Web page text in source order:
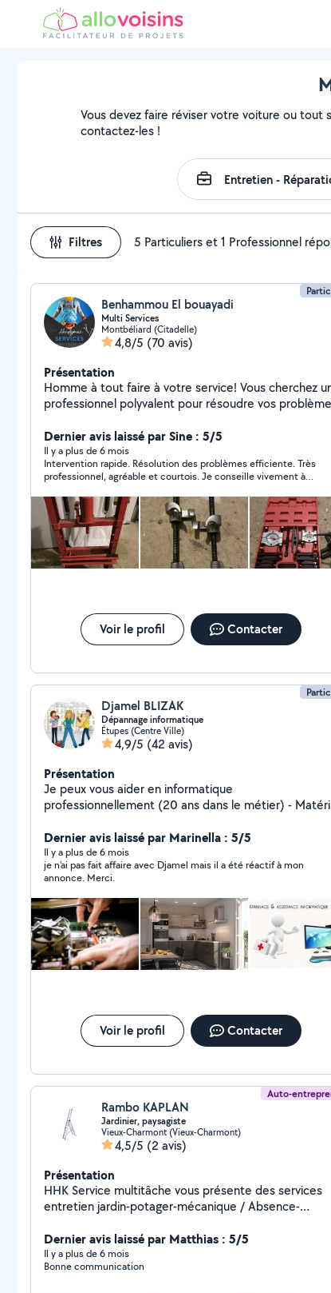
Vous devez faire réviser votre voiture ou tout
contactez-les !
Filtres 5 Particuliers et 1 Professionnel
Benhammou El bouayadi
Multi Services
Montbéliard (Citadelle)
4,8/5 (70 avis)
Présentation
Homme à tout faire à votre service! Vous cherchez un
professionnel polyvalent pour résoudre vos
jardinage? Ne cherchez plus! Je propose une gamme
de services comprenant : Électricité Plomberie
Réparation d'électroménager (hors garantie)
Réparation de tondeuse à gazon Petites tâches
mécaniques Mon objectif est de vous offrir des
solutions pratiques et efficaces pour toutes vos
besoins en matière de bricolage et de jardinage.
satisfaction est ma priorité!
Dernier avis laissé par Sine : 5/5
Il y a plus de 6 mois
Intervention rapide. Résolution des problèmes efficiente. Très
professionnel, agréable et courtois. Je conseille vivement à
Voir le profil Contacter
Djamel BLIZAK
Dépannage informatique
Étupes (Centre Ville)
4,9/5 (42 avis)
Présentation
Je peux vous aider en informatique
professionnellement (20 ans dans le métier) -
Caméra de surveillance Je peux aussi vous aider dans
tout autre service - Montage et démontage tout type
de meuble - Installation cuisine équipée sur mesure
Dernier avis laissé par Marinella : 5/5
Il y a plus de 6 mois
je n'ai pas fait affaire avec Djamel mais il a été réactif à mon
annonce. Merci.
Voir le profil Contacter
Auto-
Rambo KAPLAN
Jardinier, paysagiste
Vieux-Charmont (Vieux-Charmont)
4,5/5 (2 avis)
Présentation
HHK Service multitâche vous présente des services
entretien jardin-potager-mécanique / Absence-
de Vieux-Charmont. Vous aimeriez trouver une
personne qui puisse prendre soin de votre jardin-
potager, ainsi que de votre basse-cour durant un
Dernier avis laissé par Matthias : 5/5
Il y a plus de 6 mois
Bonne communication